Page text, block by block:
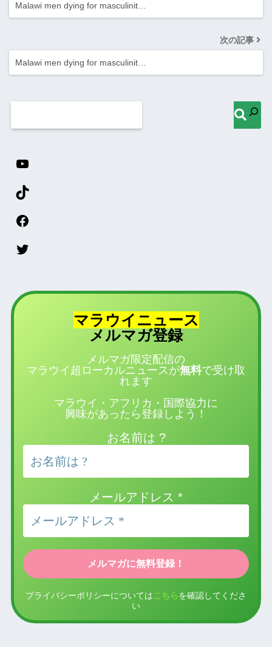
Malawi men dying for masculinit…
次の記事
Malawi men dying for masculinit…
マラウイニュース
メルマガ登録
メルマガ限定配信の
マラウイ超ローカルニュースが無料で受け取
れます
マラウイ・アフリカ・国際協力に
興味があったら登録しよう！
お名前は ?
メールアドレス *
プライバシーポリシーについては こちら を確認してくださ
い